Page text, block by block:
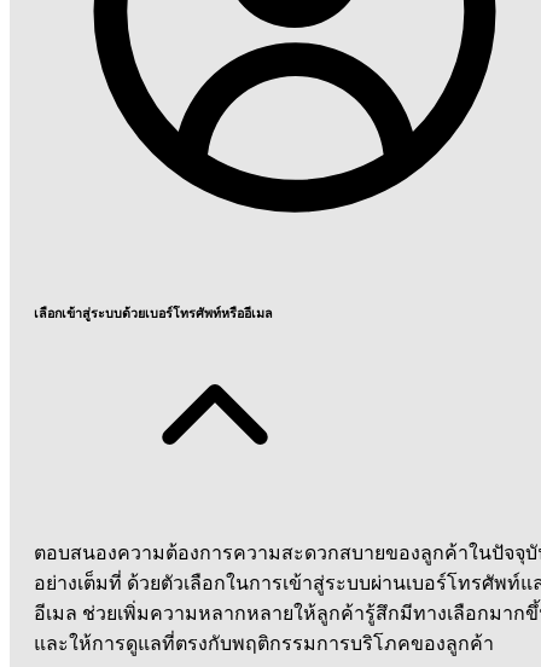
เลือกเข้าสู่ระบบด้วยเบอร์โทรศัพท์หรืออีเมล
ตอบสนองความต้องการความสะดวกสบายของลูกค้าในปัจจุ
อย่างเต็มที่ ด้วยตัวเลือกในการเข้าสู่ระบบผ่านเบอร์โทรศัพท์แ
อีเมล ช่วยเพิ่มความหลากหลายให้ลูกค้ารู้สึกมีทางเลือกมาก
และให้การดูแลที่ตรงกับพฤติกรรมการบริโภคของลูกค้า